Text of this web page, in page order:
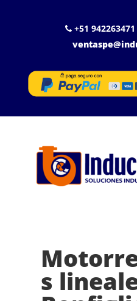
+51
s